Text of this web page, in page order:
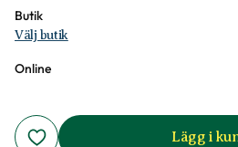
Butik
Välj butik
Online
Lägg i